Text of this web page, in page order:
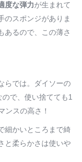
度な弾力が生まれて
のスポンジがありま
あるので、この薄さ
らでは。ダイソーの
で、使い捨てても1
ンスの高さ！
細かいところまで綺
と柔らかさは使いや